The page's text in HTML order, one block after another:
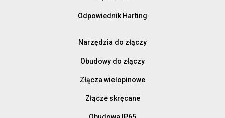
Odpowiednik Harting
Narzędzia do złączy
Obudowy do złączy
Złącza wielopinowe
Złącze skręcane